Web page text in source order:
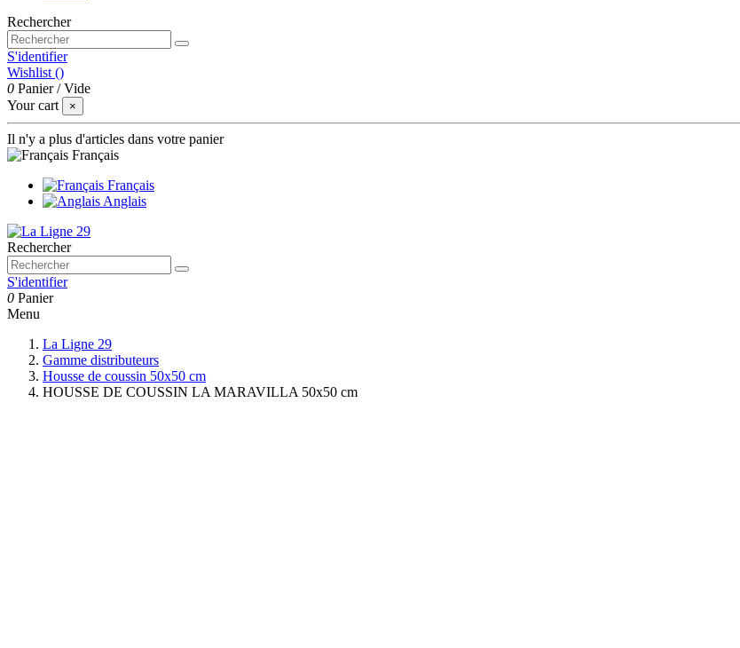
Rechercher
S'identifier
Wishlist ()
0 Panier /Vide
Your cart
×
Il n'y a plus d'articles dans votre panier
Français
Français
Anglais
Rechercher
S'identifier
0 Panier
Menu
La Ligne 29
Gamme distributeurs
Housse de coussin 50x50 cm
HOUSSE DE COUSSIN LA MARAVILLA 50x50 cm